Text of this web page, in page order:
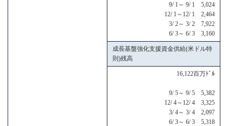
9/ 1～ 9/ 1 5,024
12/ 1～12/ 1 2,464
3/ 2～ 3/ 2 7,922
6/ 3～ 6/ 3 3,160
成長基盤強化支援資金供給(米ドル特
則)残高
16,122百万ﾄﾞﾙ
9/ 5～ 9/ 5 5,382
12/ 4～12/ 4 3,325
3/ 4～ 3/ 4 2,097
6/ 3～ 6/ 3 5,318